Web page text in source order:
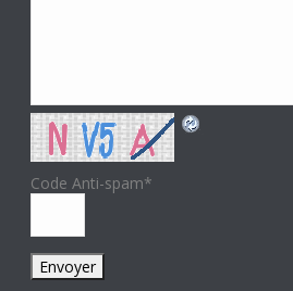
Code Anti-spam*